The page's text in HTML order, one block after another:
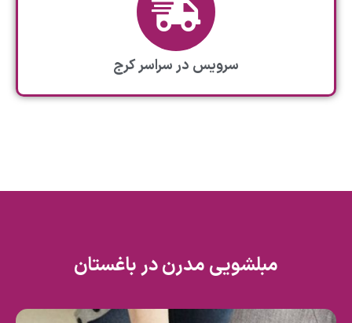
سرویس در سراسر کرج
مبلشویی مدرن در باغستان